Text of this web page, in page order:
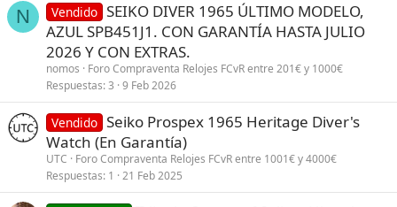
N Vendido SEIKO DIVER 1965 ÚLTIMO MODELO,
AZUL SPB451J1. CON GARANTÍA HASTA JULIO
2026 Y CON EXTRAS.
nomos
Foro Compraventa Relojes FCvR entre 201€ y 1000€
Respuestas 3 9 Feb 2026
Vendido Seiko Prospex 1965 Heritage Diver's
Watch (En Garantía)
UTC
Foro Compraventa Relojes FCvR entre 1001€ y 4000€
Respuestas 1 21 Feb 2025